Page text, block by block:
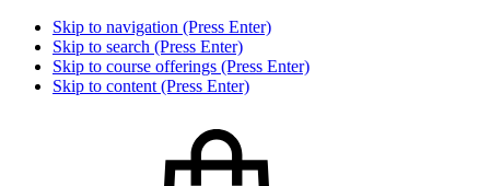
Skip to navigation (Press Enter)
Skip to search (Press Enter)
Skip to course offerings (Press Enter)
Skip to content (Press Enter)